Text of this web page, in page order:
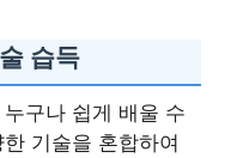
습득
구나 쉽게 배울 수
기술을 혼합하여